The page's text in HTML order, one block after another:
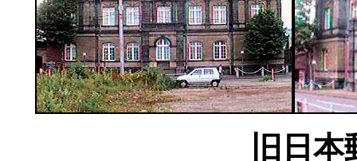
旧日